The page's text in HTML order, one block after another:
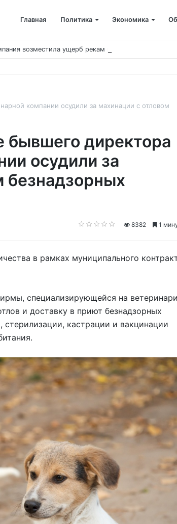
Главная Политика Экономика
возместила ущерб рекам на сумму почти 28
компании осудили за махинации с отловом
бывшего директора
осудили за
безнадзорных
8382 1
в рамках муниципального
специализирующейся на
и доставку в приют безнадзорных
кастрации и вакцинации